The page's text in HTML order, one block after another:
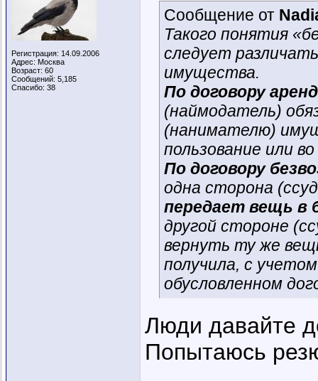
Регистрация: 14.09.2006
Адрес: Москва
Возраст: 60
Сообщений: 5,185
Спасибо: 38
Сообщение от
Такого понятия
следует
имущества.
По договору
(наймодатель)
(нанимателю)
пользование или
По договору
одна сторона
передает вещь в
другой стороне
вернуть ту же
получила, с
обусловленном
Люди давайте
Попытаюсь